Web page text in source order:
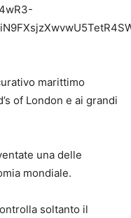
marittimo
of London e ai grandi
una delle
mondiale.
soltanto il